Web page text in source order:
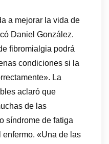
a mejorar la vida de
Daniel González.
fibromialgia podrá
condiciones si la
La
aclaró que
de las
síndrome de fatiga
«Una de las